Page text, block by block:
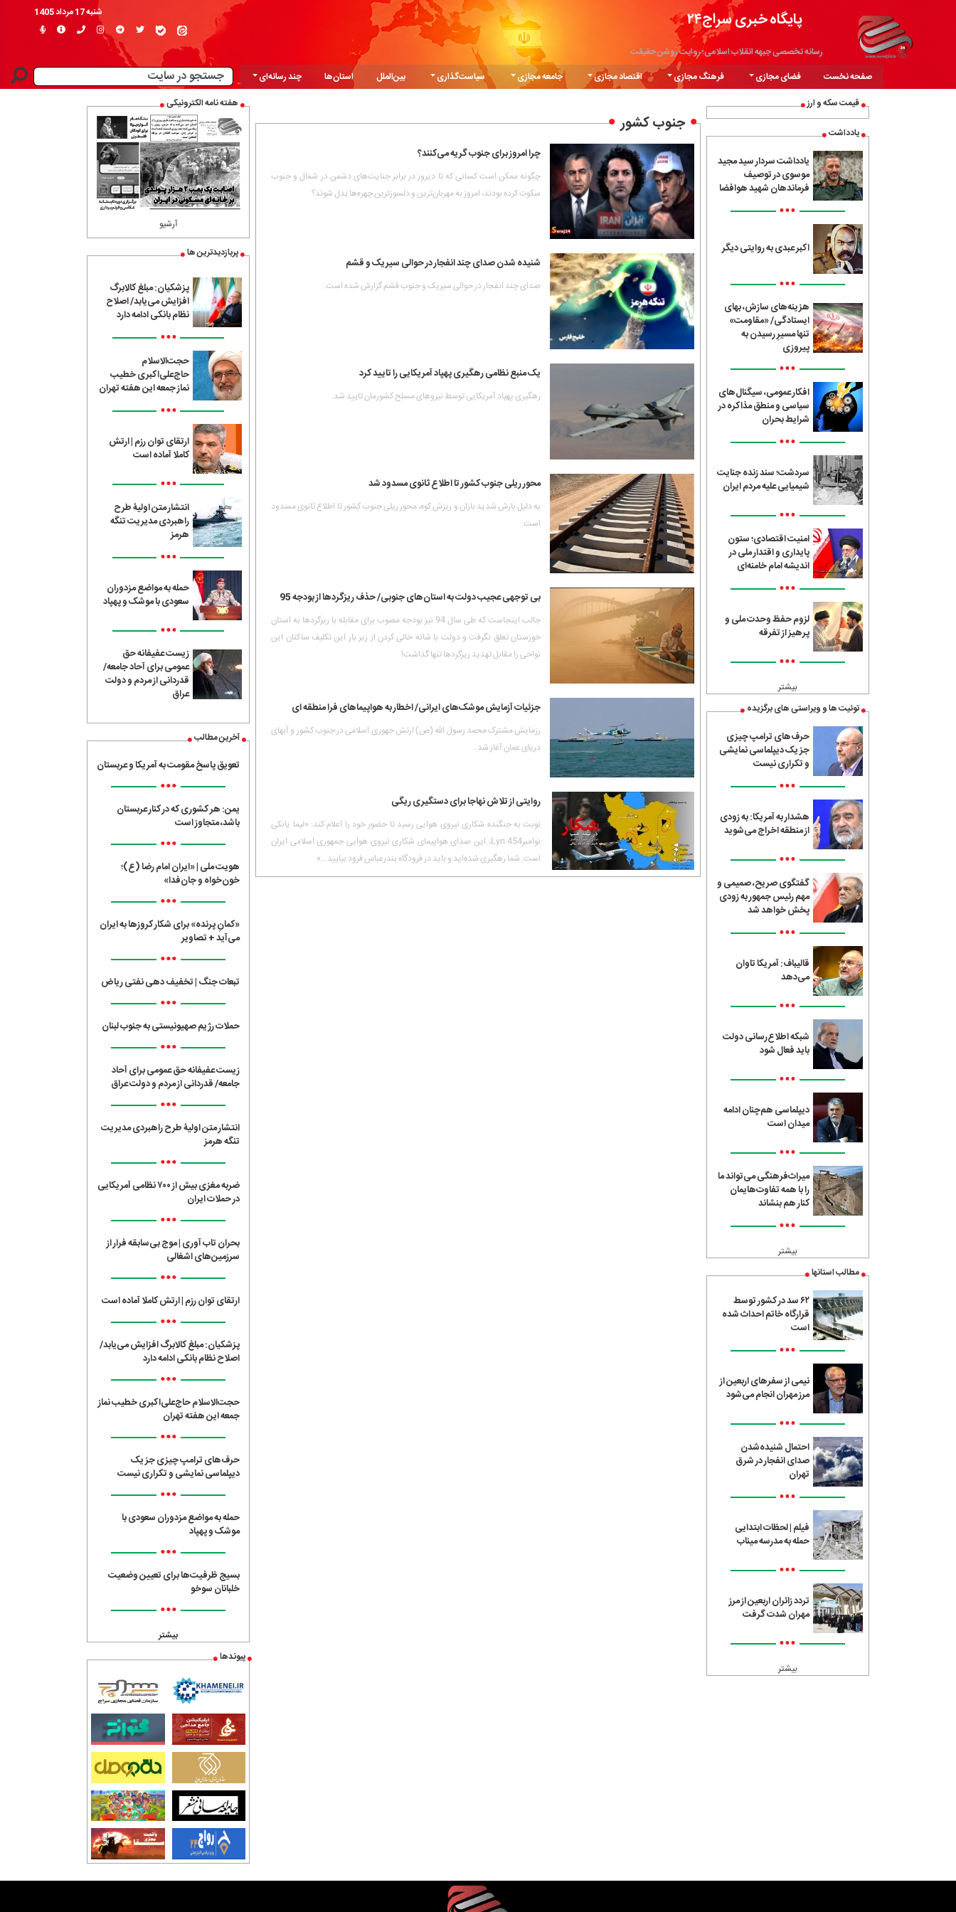
پایگاه خبری سراج۲۴
رسانه تخصصی جبهه انقلاب اسلامی؛ روایت روشن حقیقت
شنبه 17 مرداد 1405
صفحه نخست فضای مجازی فرهنگ مجازی اقتصاد مجازی جامعه مجازی سیاست‌گذاری بین‌الملل استان‌ها
چند رسانه‌ای
قیمت سکه و ارز
یادداشت
یادداشت سردار سید مجید
موسوی در توصیف
فرماندهان شهید هوافضا
•••
اکبر عبدی به روایتی دیگر
•••
هزینه‌های سازش، بهای
ایستادگی/ «مقاومت»
تنها مسیرِ رسیدن به
پیروزی
•••
افکار عمومی، سیگنال‌های
سیاسی و منطق مذاکره در
شرایط بحران
•••
سردشت؛ سند زنده جنایت
شیمیایی علیه مردم ایران
•••
امنیت اقتصادی؛ ستون
پایداری و اقتدار ملی در
اندیشه امام خامنه‌ای
•••
لزوم حفظ وحدت ملی و
پرهیز از تفرقه
•••
بیشتر
توئیت ها و ویراستی های برگزیده
حرف‌های ترامپ چیزی
جز یک دیپلماسی نمایشی
و تکراری نیست
•••
هشدار به آمریکا: به زودی
از منطقه اخراج می‌شوید
•••
گفتگوی صریح، صمیمی و
مهم رئیس جمهور به زودی
پخش خواهد شد
•••
قالیباف: آمریکا تاوان
می‌دهد
•••
شبکه اطلاع‌رسانی دولت
باید فعال شود
•••
دیپلماسی هم‌چنان ادامه
میدان است
•••
میراث‌فرهنگی می‌تواند ما
را با همه تفاوت‌هایمان
کنار هم بنشاند
•••
بیشتر
مطالب استانها
۶۲ سد در کشور توسط
قرارگاه خاتم احداث شده
است
•••
نیمی از سفرهای اربعین از
مرز مهران انجام می‌شود
•••
احتمال شنیده‌شدن
صدای انفجار در شرق
تهران
•••
فیلم | لحظات ابتدایی
حمله به مدرسه میناب
•••
تردد زائران اربعین از مرز
مهران شدت گرفت
•••
بیشتر
جنوب کشور
چرا امروز برای جنوب گریه می‌کنند؟
چگونه ممکن است کسانی که تا دیروز در برابر جنایت‌های دشمن در شمال و جنوب
سکوت کرده بودند، امروز به مهربان‌ترین و دلسوزترین چهره‌ها بدل شوند؟
شنیده شدن صدای چند انفجار در حوالی سیریک و قشم
صدای چند انفجار در حوالی سیریک و جنوب قشم گزارش شده است.
یک منبع نظامی رهگیری پهپاد آمریکایی را تایید کرد
رهگیری پهپاد آمریکایی توسط نیروهای مسلح کشورمان تایید شد.
محور ریلی جنوب کشور تا اطلاع ثانوی مسدود شد
به دلیل بارش شدید باران و ریزش کوه، محور ریلی جنوب کشور تا اطلاع ثانوی مسدود
است.
بی توجهی عجیب دولت به استان‌های جنوبی/ حذف ریزگردها از بودجه 95
جالب اینجاست که طی سال 94 نیز بودجه مصوب برای مقابله با ریزگردها به استان
خوزستان تعلق نگرفت و دولت با شانه خالی کردن از زیر بار این تکلیف ساکنان این
نواحی را مقابل تهدید ریزگردها تنها گذاشت!
جزئیات آزمایش موشک‌های ایرانی/ اخطار به هواپیماهای فرا منطقه ای
رزمایش مشترک محمد رسول الله (ص) ارتش جهوری اسلامی در جنوب کشور و آبهای
دریای عمان آغاز شد .
روایتی از تلاش نهاجا برای دستگیری ریگی
نوبت به جنگنده شکاری نیروی هوایی رسید تا حضور خود را اعلام کند: «لیما یانکی
نوامبرLyn 454، این صدای هواپیمای شکاری نیروی هوایی جمهوری اسلامی ایران
است. شما رهگیری شده‌اید و باید در فرودگاه بندرعباس فرود بیایید...»
هفته نامه الکترونیکی
آرشیو
پربازدیدترین ها
پزشکیان: مبلغ کالابرگ
افزایش می‌یابد/ اصلاح
نظام بانکی ادامه دارد
•••
حجت‌الاسلام
حاج‌علی‌اکبری خطیب
نماز جمعه این هفته تهران
•••
ارتقای توان رزم | ارتش
کاملا آماده است
•••
انتشار متن اولیۀ طرح
راهبردی مدیریت تنگه
هرمز
•••
حمله به مواضع مزدوران
سعودی با موشک و پهپاد
•••
زیست عفیفانه حق
عمومی برای آحاد جامعه/
قدردانی از مردم و دولت
عراق
آخرین مطالب
تعویق پاسخ مقومت به آمریکا و عربستان
•••
یمن: هر کشوری که در کنار عربستان
باشد، متجاوز است
•••
هویت ملی | «ایران امام رضا (ع)؛
خون‌خواه و جان‌فدا»
•••
«کمانِ پرنده» برای شکار کروزها به ایران
می‌آید + تصاویر
•••
تبعات جنگ | تخفیف دهی نفتی ریاض
•••
حملات رژیم صهیونیستی به جنوب لبنان
•••
زیست عفیفانه حق عمومی برای آحاد
جامعه/ قدردانی از مردم و دولت عراق
•••
انتشار متن اولیۀ طرح راهبردی مدیریت
تنگه هرمز
•••
ضربه مغزی بیش از ۷۰۰ نظامی آمریکایی
در حملات ایران
•••
بحران تاب آوری | موج بی‌سابقه فرار از
سرزمین‌های اشغالی
•••
ارتقای توان رزم | ارتش کاملا آماده است
•••
پزشکیان: مبلغ کالابرگ افزایش می‌یابد/
اصلاح نظام بانکی ادامه دارد
•••
حجت‌الاسلام حاج‌علی‌اکبری خطیب نماز
جمعه این هفته تهران
•••
حرف‌های ترامپ چیزی جز یک
دیپلماسی نمایشی و تکراری نیست
•••
حمله به مواضع مزدوران سعودی با
موشک و پهپاد
•••
بسیج ظرفیت‌ها برای تعیین وضعیت
خلبانان سوخو
•••
بیشتر
پیوندها